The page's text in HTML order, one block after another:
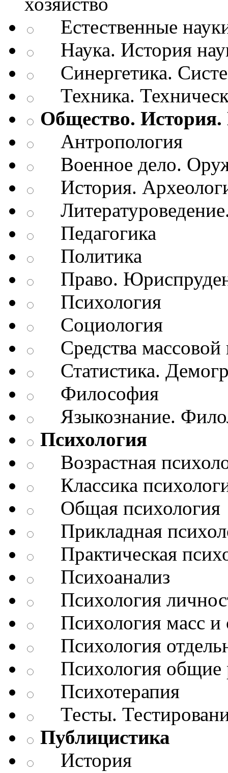
Естественные
Наука. История
Синергетика.
Техника.
Общество.
Антропология
Военное дело.
История.
Педагогика
Политика
Право.
Психология
Социология
Средства
Статистика.
Философия
Языкознание.
Психология
Возрастная
Классика
Общая психология
Прикладная
Практическая
Психоанализ
Психология
Психология масс и
Психология
Психология общие
Психотерапия
Тесты.
Публицистика
История